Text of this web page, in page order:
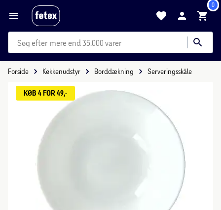
0
mere end 35.000 varer
Forside Køkkenudstyr Borddækning Serveringsskåle
KØB 4 FOR 49,-